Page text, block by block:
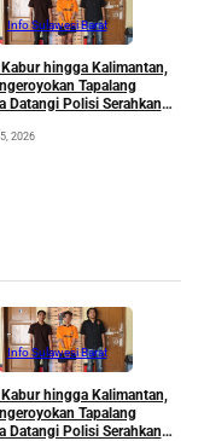
Info Sulawesi Barat
hingga Kalimantan,
Tapalang
Datangi Polisi Serahkan
2026
Info Sulawesi Barat
hingga Kalimantan,
Tapalang
Datangi Polisi Serahkan